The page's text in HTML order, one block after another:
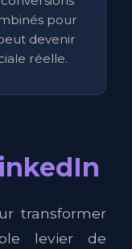
pour
devenir
réelle.
transformer
levier de